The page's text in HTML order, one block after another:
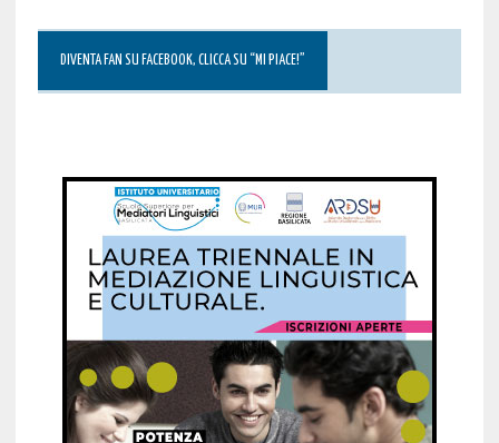
DIVENTA FAN SU FACEBOOK, CLICCA SU “MI PIACE!”